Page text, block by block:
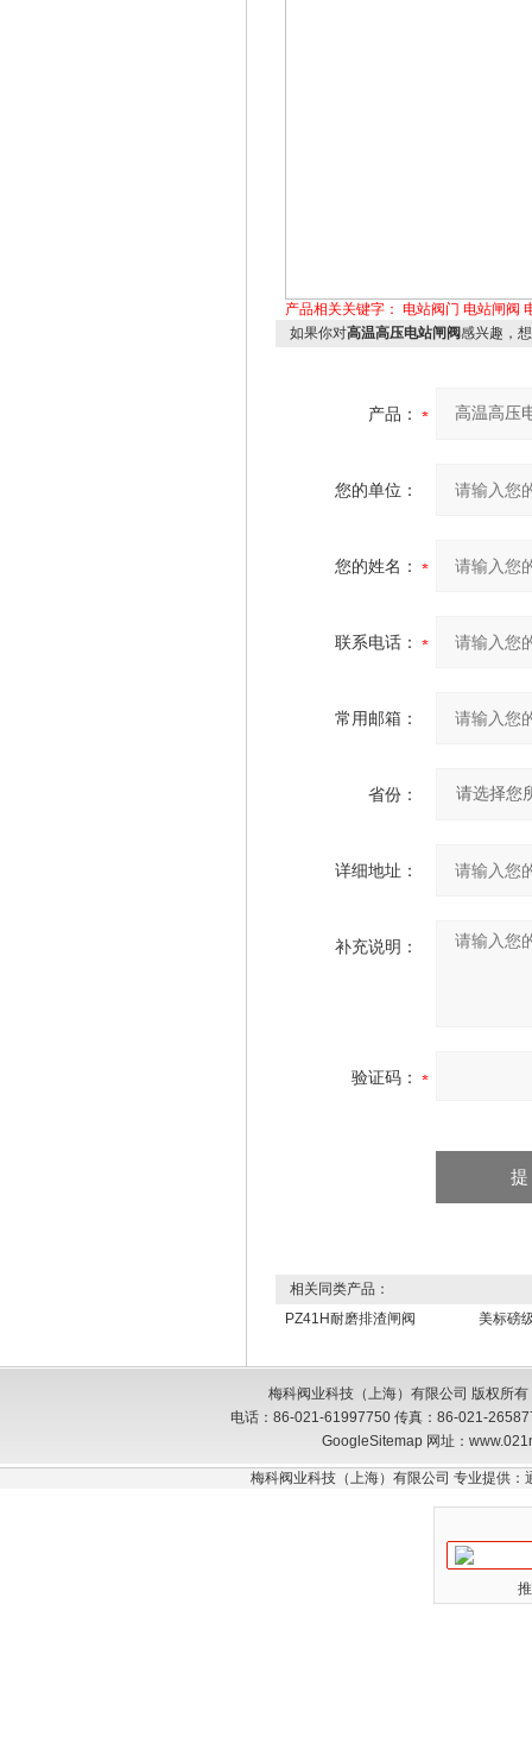
产品相关关键字： 电站阀门 电站闸阀
如果你对高温高压电站闸阀感兴趣，
产品：
您的单位：
您的姓名：
联系电话：
常用邮箱：
省份：
详细地址：
补充说明：
验证码：
相关同类产品：
PZ41H耐磨排渣闸阀
美标磅
梅科阀业科技（上海）有限公司 版权所
电话：86-021-61997750 传真：86-021-
GoogleSitemap网址：
梅科阀业科技（上海）有限公司 专业提供